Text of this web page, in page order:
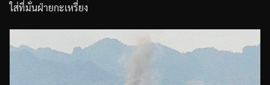
ใส่ที่มั่นฝ่ายกะเหรี่ยง